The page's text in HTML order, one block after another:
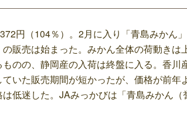
円（104％）。2月に入り「青島みかん
の販売は始まった。みかん全体の荷動きは
のの、静岡産の入荷は終盤に入る。香川
いた販売期間が短かったが、価格が前年
低迷した。JAみっかびは「青島みかん（